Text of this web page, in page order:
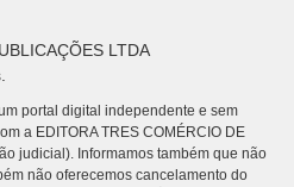
LTDA
portal digital independente e sem
a EDITORA TRES COMÉRCIO DE
judicial). Informamos também que não
não oferecemos cancelamento do